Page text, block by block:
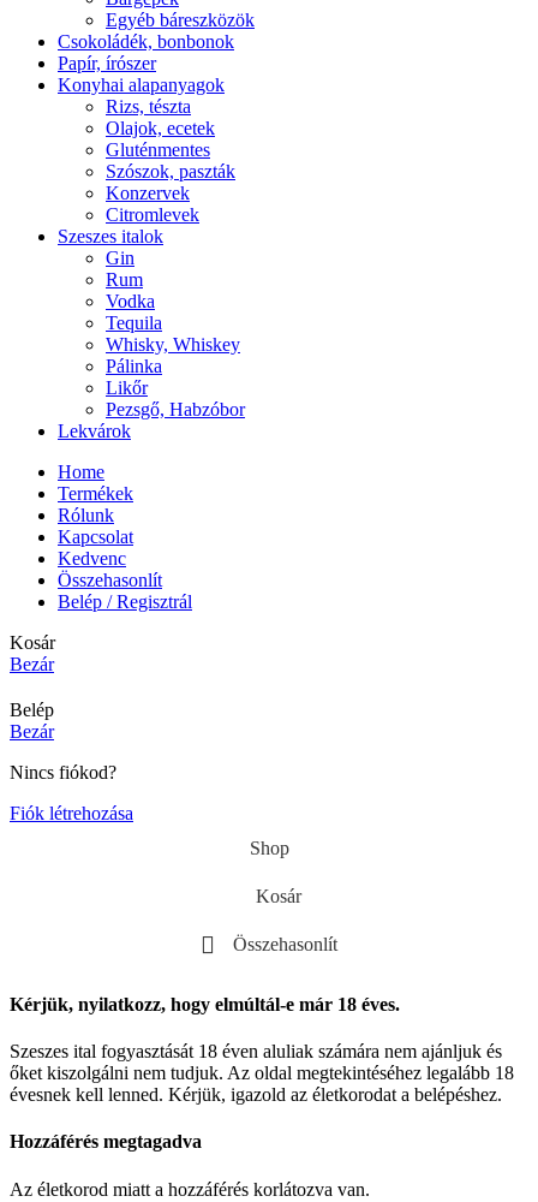
Egyéb báreszközök
Csokoládék, bonbonok
Papír, írószer
Konyhai alapanyagok
Rizs, tészta
Olajok, ecetek
Gluténmentes
Szószok, paszták
Konzervek
Citromlevek
Szeszes italok
Gin
Rum
Vodka
Tequila
Whisky, Whiskey
Pálinka
Likőr
Pezsgő, Habzóbor
Lekvárok
Home
Termékek
Rólunk
Kapcsolat
Kedvenc
Összehasonlít
Belép / Regisztrál
Kosár
Bezár
Belép
Bezár
Nincs fiókod?
Fiók létrehozása
Shop
Kosár
Összehasonlít
Kérjük, nyilatkozz, hogy elmúltál-e már 18 éves.
Szeszes ital fogyasztását 18 éven aluliak számára nem ajánljuk és
őket kiszolgálni nem tudjuk. Az oldal megtekintéséhez legalább 18
évesnek kell lenned. Kérjük, igazold az életkorodat a belépéshez.
Hozzáférés megtagadva
Az életkorod miatt a hozzáférés korlátozva van.